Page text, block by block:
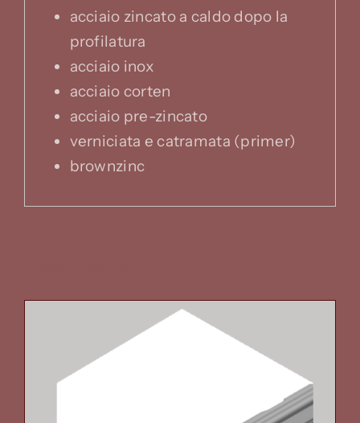
acciaio zincato a caldo dopo la
profilatura
acciaio inox
acciaio corten
acciaio pre-zincato
verniciata e catramata (primer)
brownzinc